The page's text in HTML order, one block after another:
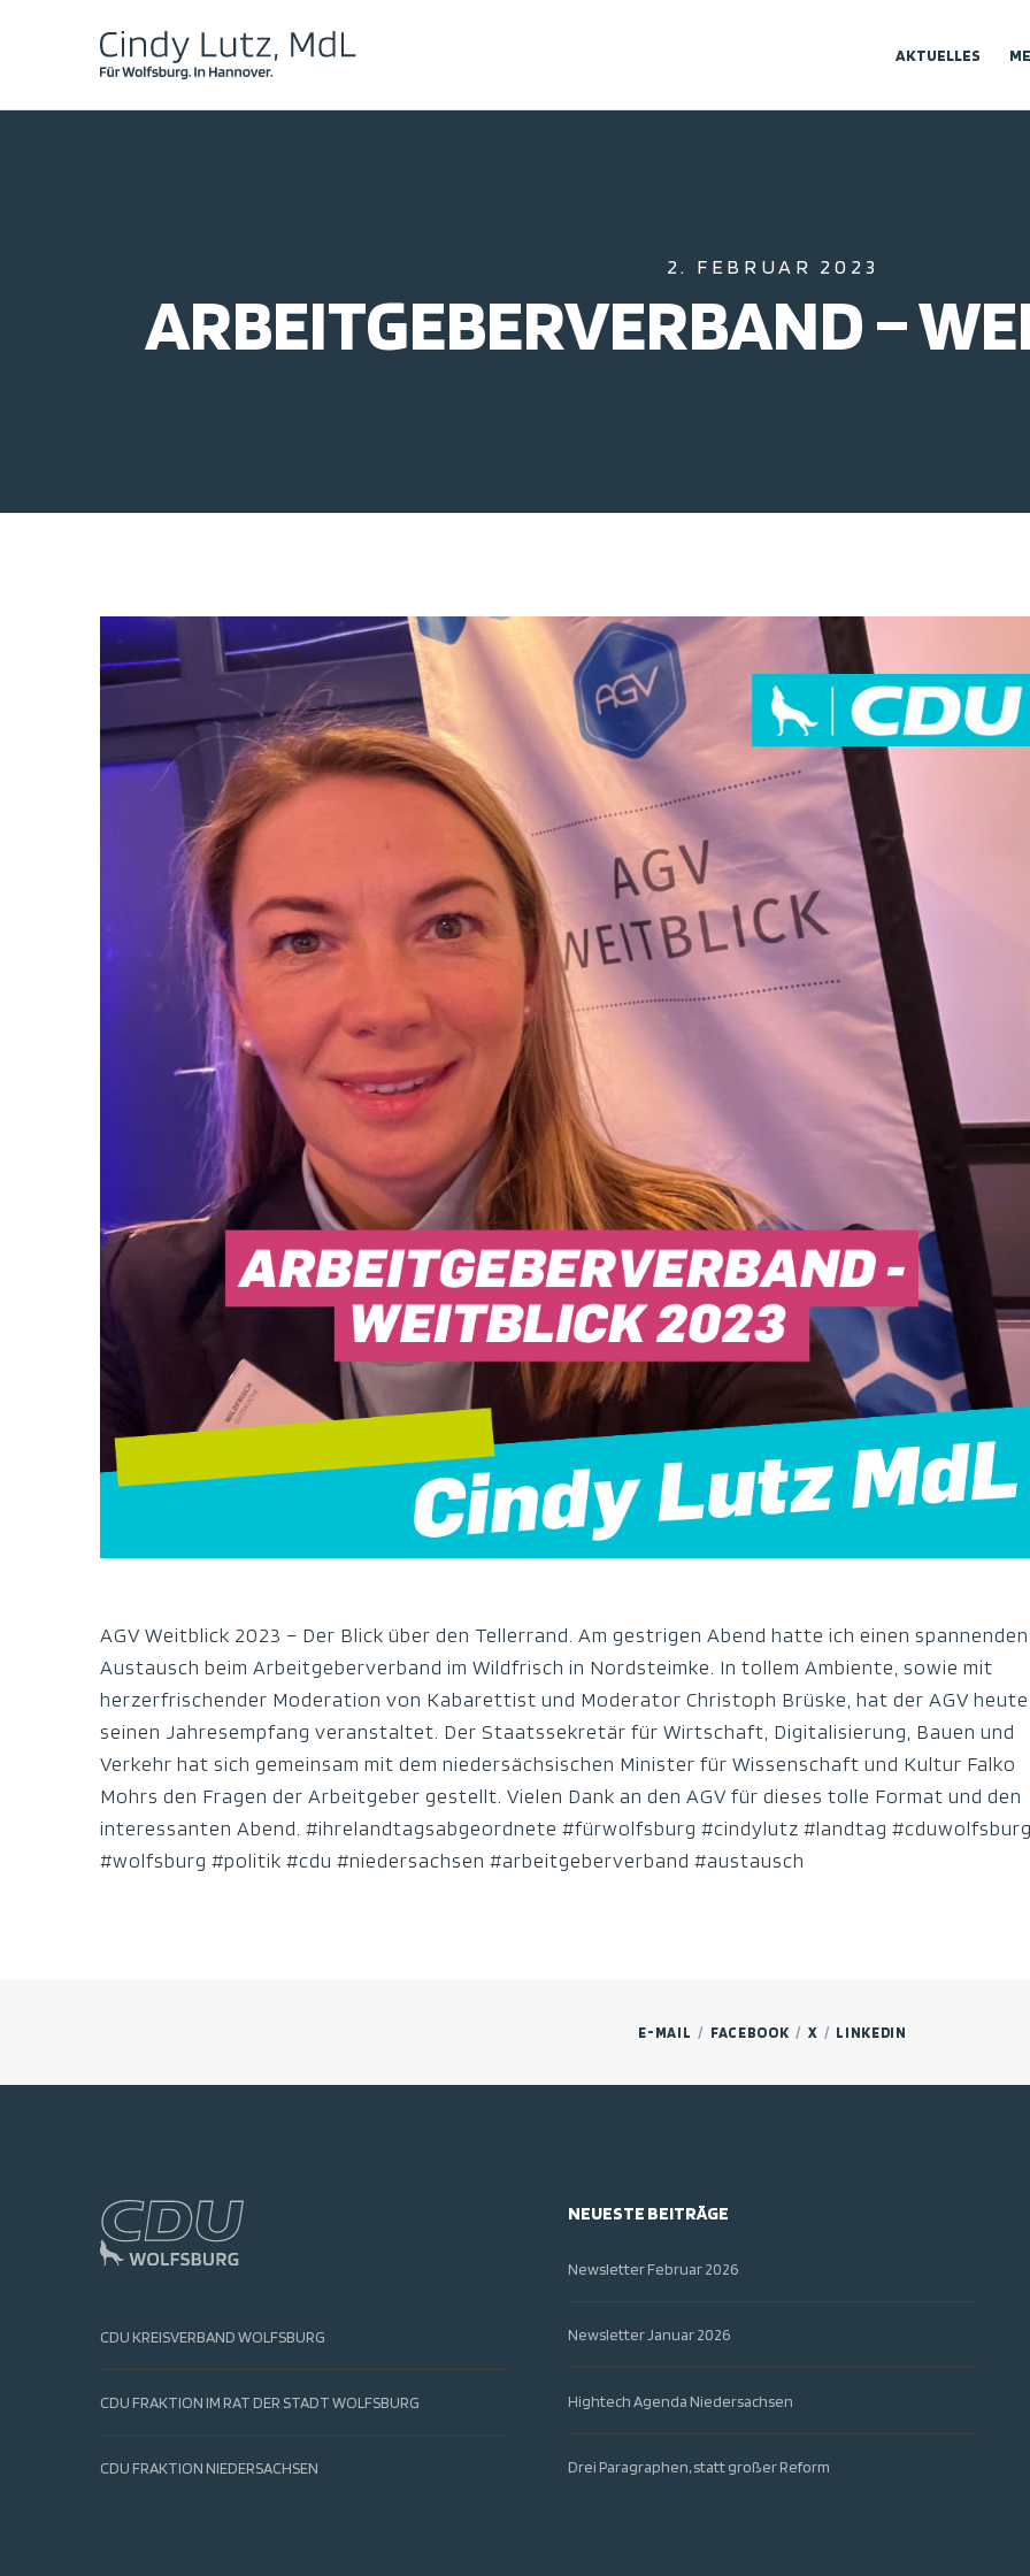
AKTUELLES
2. FEBRUAR 2023
ARBEITGEBERVERBAND –
AGV Weitblick 2023 – Der Blick über den Tellerrand. Am gestrigen Abend hatte ich einen spannenden
Austausch beim Arbeitgeberverband im Wildfrisch in Nordsteimke. In tollem Ambiente, sowie mit
herzerfrischender Moderation von Kabarettist und Moderator Christoph Brüske, hat der AGV heute
seinen Jahresempfang veranstaltet. Der Staatssekretär für Wirtschaft, Digitalisierung, Bauen und
Verkehr hat sich gemeinsam mit dem niedersächsischen Minister für Wissenschaft und Kultur Falko
Mohrs den Fragen der Arbeitgeber gestellt. Vielen Dank an den AGV für dieses tolle Format und den
interessanten Abend. #ihrelandtagsabgeordnete #fürwolfsburg #cindylutz #landtag
#wolfsburg #politik #cdu #niedersachsen #arbeitgeberverband #austausch
E-MAIL FACEBOOK X LINKEDIN
CDU KREISVERBAND WOLFSBURG
CDU FRAKTION IM RAT DER STADT WOLFSBURG
CDU FRAKTION NIEDERSACHSEN
NEUESTE BEITRÄGE
Newsletter Februar 2026
Newsletter Januar 2026
Hightech Agenda Niedersachsen
Drei Paragraphen, statt großer Reform